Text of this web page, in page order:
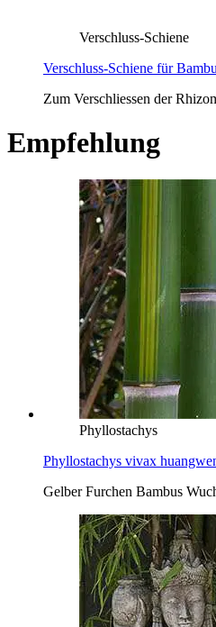
Verschluss-Schiene
Verschluss-Schiene für
Zum Verschliessen der
Empfehlung
Phyllostachys
Phyllostachys vivax
Gelber Furchen Bambus